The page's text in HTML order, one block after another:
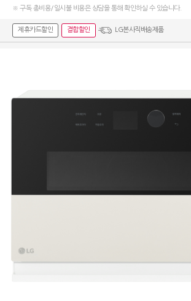
※ 구독 총비용/일시불 비용은 상담을 통해 확인하실 수 있습니다.
제휴카드할인 결합할인 LG본사직배송제품